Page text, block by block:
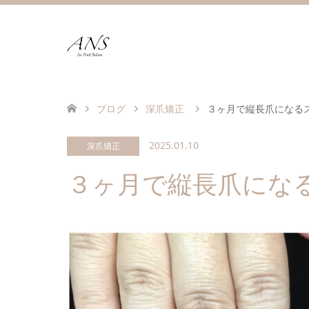
ブログ 深爪矯正 ３ヶ月で縦長爪になる
深爪矯正 2025.01.10
３ヶ月で縦長爪にな